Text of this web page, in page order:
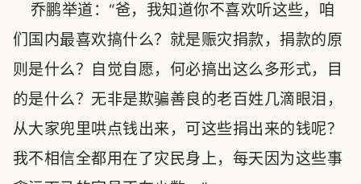
乔鹏举道：“爸，我知道你不喜欢听这些，咱
们国内最喜欢搞什么？就是赈灾捐款，捐款的原
则是什么？自觉自愿，何必搞出这么多形式，目
的是什么？无非是欺骗善良的老百姓几滴眼泪，
从大家兜里哄点钱出来，可这些捐出来的钱呢？
我不相信全都用在了灾民身上，每天因为这些事